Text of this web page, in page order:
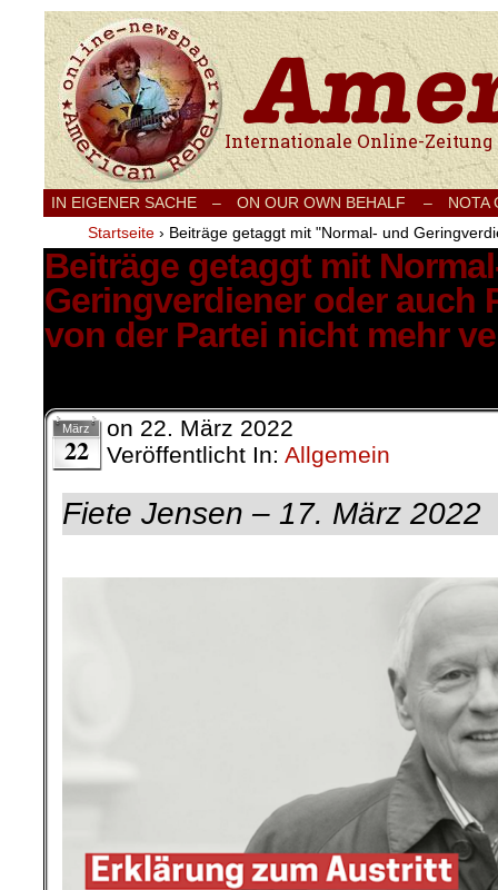
Internationale Onlinezeitung für Frieden,
IN EIGENER SACHE – ON OUR OWN BEHALF –
NOTA
Startseite › Beiträge getaggt mit "Normal- und
Beiträge getaggt mit
Geringverdiener oder auch
von der Partei nicht mehr
März
22
on 22. März 2022
Veröffentlicht In: Allgemein
Fiete Jensen – 17. März 2022